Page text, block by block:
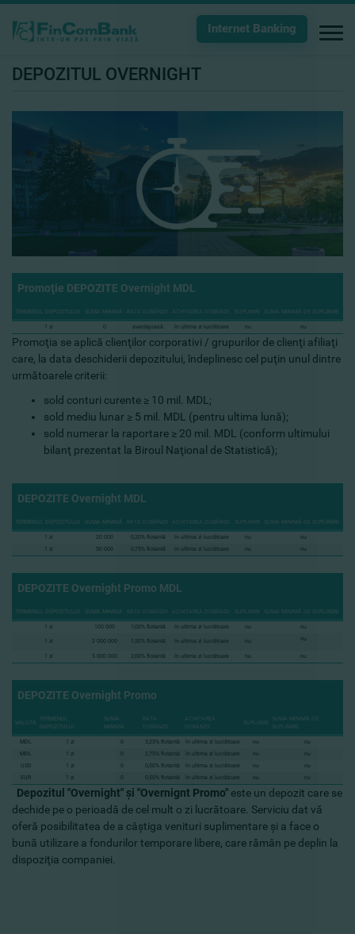
Internet Banking
DEPOZITUL OVERNIGHT
Promoţie DEPOZITE Overnight MDL
TERMENUL DEPOZITULUI SUMA MINIMĂ RATA DOBÂNZII ACHITAREA DOBÂNZII SUPLINIRI SUMA MINIMĂ DE SUPLINIRE
1 zi 0 avantajoasă în ultima zi lucrătoare nu nu
Promoţia se aplică clienţilor corporativi / grupurilor de clienţi afiliaţi
care, la data deschiderii depozitului, îndeplinesc cel puţin unul dintre
următoarele criterii:
sold conturi curente ≥ 10 mil. MDL;
sold mediu lunar ≥ 5 mil. MDL (pentru ultima lună);
sold numerar la raportare ≥ 20 mil. MDL (conform ultimului
bilanţ prezentat la Biroul Naţional de Statistică);
DEPOZITE Overnight MDL
TERMENUL DEPOZITULUI SUMA MINIMĂ RATA DOBÂNZII ACHITAREA DOBÂNZII SUPLINIRI SUMA MINIMĂ DE SUPLINIRE
1 zi 20 000 0,20% flotantă în ultima zi lucrătoare nu
nu
1 zi
50 000 0,75% flotantă în ultima zi lucrătoare nu nu
DEPOZITE Overnight Promo MDL
TERMENUL DEPOZITULUI SUMA MINIMĂ RATA DOBÂNZII ACHITAREA DOBÂNZII SUPLINIRI SUMA MINIMĂ DE SUPLINIRE
1 zi 100 000 1,00% flotantă în ultima zi lucrătoare nu nu
1 zi 2 000 000 1,50% flotantă în ultima zi lucrătoare nu nu
1 zi 5 000 000 2,00% flotantă în ultima zi lucrătoare nu nu
DEPOZITE Overnight Promo
VALUTA
TERMENUL
DEPOZITULUI
SUMA
MINIMĂ
RATA
DOBÂNZII
ACHITAREA
DOBÂNZII
SUPLINIRI
SUMA MINIMĂ DE
SUPLINIRE
MDL 1 zi 0 3,25% flotantă în ultima zi lucrătoare nu
nu
MDL
1 zi 0 2,75% flotantă în ultima zi lucrătoare nu
nu
USD
1 zi 0 0,50% flotantă în ultima zi lucrătoare nu
nu
EUR
1 zi 0 0,50% flotantă în ultima zi lucrătoare nu nu
Depozitul "Overnight" şi "Overnignt Promo" este un depozit care se
dechide pe o perioadă de cel mult o zi lucrătoare. Serviciu dat vă
oferă posibilitatea de a câştiga venituri suplimentare şi a face o
bună utilizare a fondurilor temporare libere , care rămân pe deplin la
dispoziţia companiei